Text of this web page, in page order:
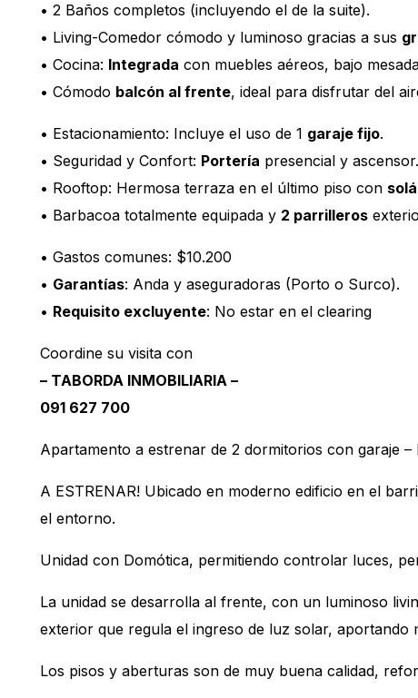
• 2 Baños completos (incluyendo el de la suite).
• Living-Comedor cómodo y luminoso gracias a sus
• Cocina: Integrada con muebles aéreos, bajo
• Cómodo balcón al frente, ideal para disfrutar del
• Estacionamiento: Incluye el uso de 1 garaje fijo.
• Seguridad y Confort: Portería presencial y ascensor.
• Rooftop: Hermosa terraza en el último piso con
• Barbacoa totalmente equipada y 2 parrilleros
• Gastos comunes: $10.200
• Garantías: Anda y aseguradoras (Porto o Surco).
• Requisito excluyente: No estar en el clearing
Coordine su visita con
– TABORDA INMOBILIARIA –
091 627 700
Apartamento a estrenar de 2 dormitorios con garaje –
A ESTRENAR! Ubicado en moderno edificio en el
el entorno.
Unidad con Domótica, permitiendo controlar luces,
La unidad se desarrolla al frente, con un luminoso
exterior que regula el ingreso de luz solar,
Los pisos y aberturas son de muy buena calidad,